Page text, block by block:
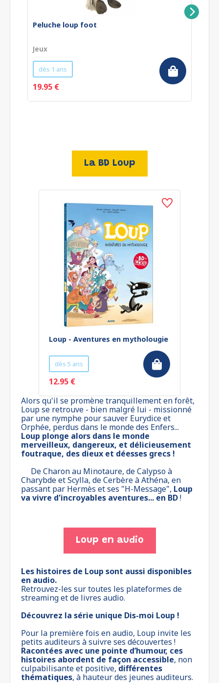
Peluche loup foot
Jeux
dès 1 ans
19.95 €
La BD Loup
Loup - Aventures en mytholougie
dès 5 ans
12.95 €
Alors qu'il se promène tranquillement en forêt,
Loup se retrouve - bien malgré lui - missionné
par une nymphe pour sauver Eurydice et
Orphée, perdus dans le monde des Enfers...
Loup plonge alors dans le monde
merveilleux, dangereux, et délicieusement
foutraque, des dieux et déesses grecs !
De Charon au Minotaure, de Calypso à
Charybde et Scylla, de Cerbère à Athéna, en
passant par Hermès et ses "H-Message", Loup
va vivre d'incroyables aventures... en BD!
Loup en audio
Les histoires de Loup sont aussi disponibles
en audio.
Retrouvez-les sur toutes les plateformes de
streaming et de livres audio.
Découvrez la série unique Dis-moi Loup !
Pour la première fois en audio, Loup invite les
petits auditeurs à suivre ses découvertes !
Racontées avec une pointe d’humour, ces
histoires abordent de façon accessible, non
culpabilisante et positive, différentes
thématiques, à hauteur des jeunes auditeurs.